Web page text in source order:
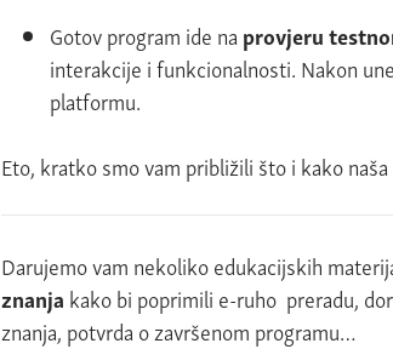
Gotov program ide na provjeru
interakcije i funkcionalnosti. Nakon
platformu.
Eto, kratko smo vam približili što i kako
Darujemo vam nekoliko edukacijskih
znanja kako bi poprimili e-ruho preradu,
znanja, potvrda o završenom programu…